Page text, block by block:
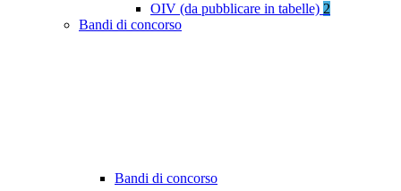
OIV (da pubblicare in tabelle) 2
Bandi di concorso
Bandi di concorso